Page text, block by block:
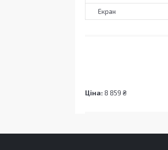
Екран
Ціна: 8 859 ₴